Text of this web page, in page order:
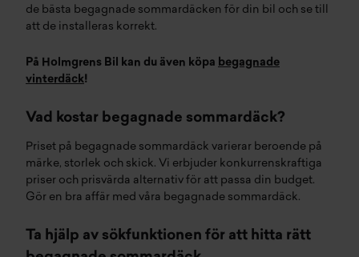
de bästa begagnade sommardäcken för din bil och se till
att de installeras korrekt.
På Holmgrens Bil kan du även köpa begagnade
vinterdäck!
Vad kostar begagnade sommardäck?
Priset på begagnade sommardäck varierar beroende på
märke, storlek och skick. Vi erbjuder konkurrenskraftiga
priser och prisvärda alternativ för att passa din budget.
Gör en bra affär med våra begagnade sommardäck.
Ta hjälp av sökfunktionen för att hitta rätt